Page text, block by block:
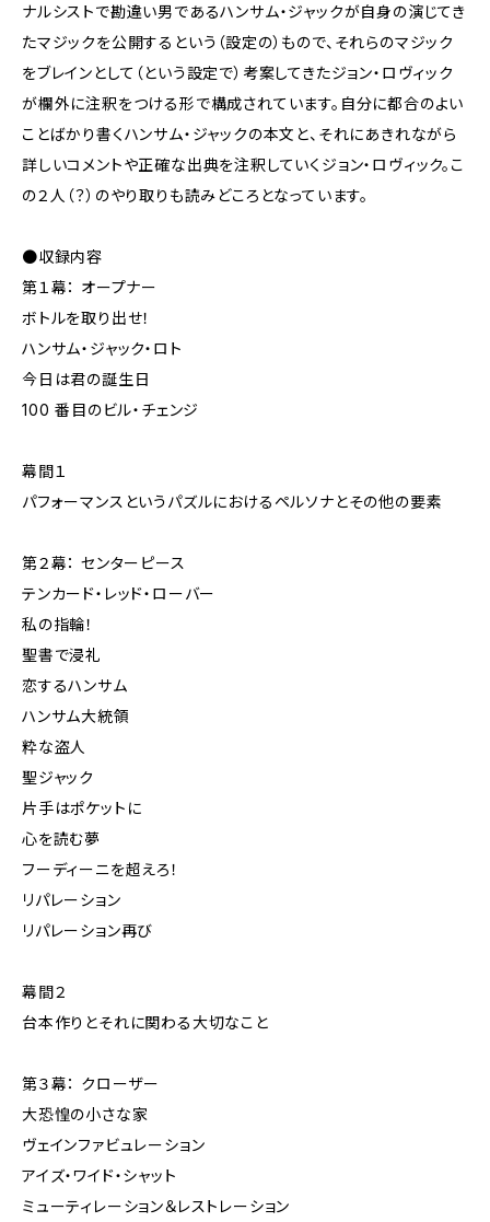
ナルシストで勘違い男であるハンサム・ジャックが自身の演じてき
たマジックを公開するという（設定の）もので、それらのマジック
をブレインとして（という設定で）考案してきたジョン・ロヴィック
が欄外に注釈をつける形で構成されています。自分に都合のよい
ことばかり書くハンサム・ジャックの本文と、それにあきれながら
詳しいコメントや正確な出典を注釈していくジョン・ロヴィック。こ
の２人（？）のやり取りも読みどころとなっています。
●収録内容
第１幕： オープナー
ボトルを取り出せ！
ハンサム・ジャック・ロト
今日は君の誕生日
100 番目のビル・チェンジ
幕間１
パフォーマンスというパズルにおけるペルソナとその他の要素
第２幕： センターピース
テンカード・レッド・ローバー
私の指輪！
聖書で浸礼
恋するハンサム
ハンサム大統領
粋な盗人
聖ジャック
片手はポケットに
心を読む夢
フーディーニを超えろ！
リパレーション
リパレーション再び
幕間２
台本作りとそれに関わる大切なこと
第３幕： クローザー
大恐惶の小さな家
ヴェインファビュレーション
アイズ・ワイド・シャット
ミューティレーション＆レストレーション